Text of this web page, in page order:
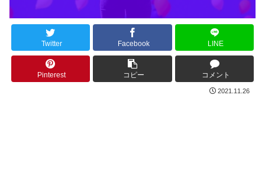
Twitter Facebook LINE
Pinterest コピー コメント
2021.11.26